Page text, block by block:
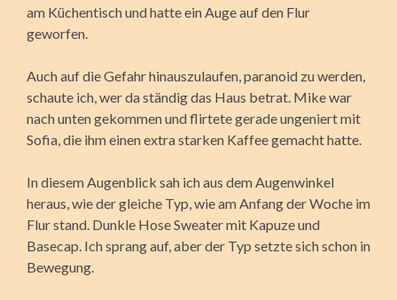
am Küchentisch und hatte ein Auge auf den Flur
geworfen.
Auch auf die Gefahr hinauszulaufen, paranoid zu werden,
schaute ich, wer da ständig das Haus betrat. Mike war
nach unten gekommen und flirtete gerade ungeniert mit
Sofia, die ihm einen extra starken Kaffee gemacht hatte.
In diesem Augenblick sah ich aus dem Augenwinkel
heraus, wie der gleiche Typ, wie am Anfang der Woche im
Flur stand. Dunkle Hose Sweater mit Kapuze und
Basecap. Ich sprang auf, aber der Typ setzte sich schon in
Bewegung.